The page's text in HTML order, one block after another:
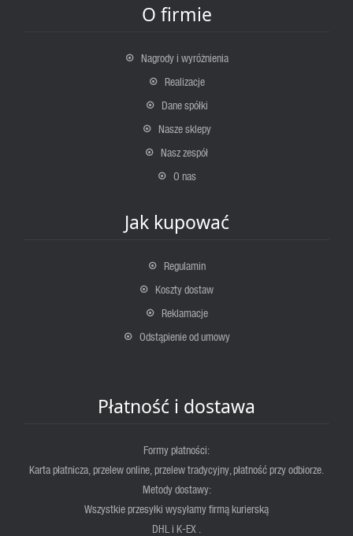
O firmie
Nagrody i wyróżnienia
Realizacje
Dane spółki
Nasze sklepy
Nasz zespół
O nas
Jak kupować
Regulamin
Koszty dostaw
Reklamacje
Odstąpienie od umowy
Płatność i dostawa
Formy płatności:
Karta płatnicza, przelew online, przelew tradycyjny, płatność przy odbiorze.
Metody dostawy:
Wszystkie przesyłki wysyłamy firmą kurierską
DHL i K-EX .